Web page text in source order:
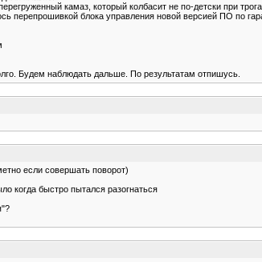
камаз, который колбасит не по-детски при
блока управления новой версией ПО по
Будем наблюдать дальше. По результатам отпишусь.
если совершать поворот)
когда быстро пытался разогнаться